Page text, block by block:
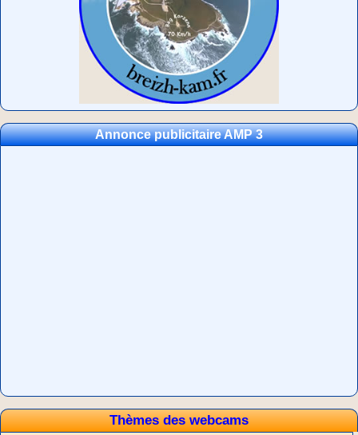
Annonce publicitaire AMP 3
Thèmes des webcams